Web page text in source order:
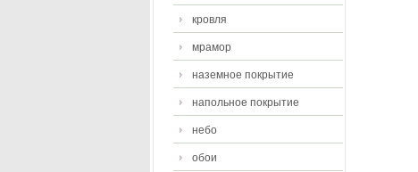
кровля
мрамор
наземное покрытие
напольное покрытие
небо
обои